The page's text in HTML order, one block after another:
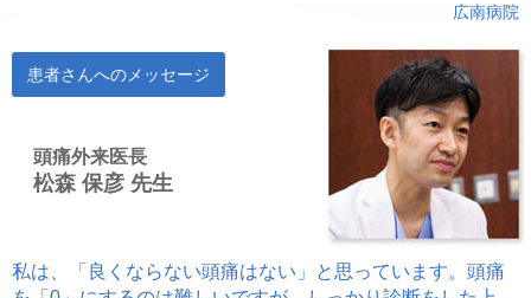
広南病院
患者さんへのメッセージ
頭痛外来医長
松森 保彦 先生
私は、「良くならない頭痛はない」と思っています。頭痛
株式会社eヘルスケア, All rights reserved.